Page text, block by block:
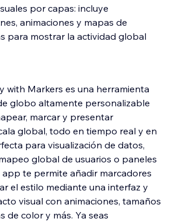
por capas: incluye
animaciones y mapas de
para mostrar la actividad global
with Markers es una herramienta
globo altamente personalizable
marcar y presentar
global, todo en tiempo real y en
para visualización de datos,
global de usuarios o paneles
te permite añadir marcadores
el estilo mediante una interfaz y
visual con animaciones, tamaños
de color y más. Ya seas